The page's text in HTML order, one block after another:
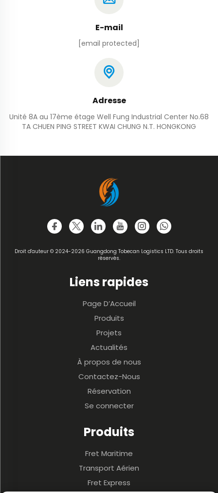
E-mail
[email protected]
Adresse
Unité 8A au 17ème étage Well Fung Industrial Center No.68
TA CHUEN PING STREET KWAI CHUNG N.T. HONGKONG
Droit d'auteur © 2024-2026 Guangdong Tobecan Logistics LTD. Tous droits
réservés.
Liens rapides
Page D’Accueil
Produits
Projets
Actualités
À propos de nous
Contactez-Nous
Réservation
Se connecter
Produits
Fret Maritime
Transport Aérien
Fret Express